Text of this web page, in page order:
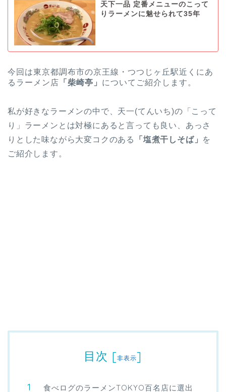
天下一品 定番メニューのこって
りラーメンに魅せられて35年
今回は東京都調布市の京王線・つつじヶ丘駅近くにあ
るラーメン店 「柴崎亭」 についてご紹介します。
私が好きなラーメンの中で、天一(てんいち)の「こって
り」ラーメンとは対極にあると言っても良い、あっさ
りとした味ながら大変コクのある
「塩煮干しそば」 を
ご紹介します。
目次 [非表示]
食べログのラーメンTOKYO百名店に選出